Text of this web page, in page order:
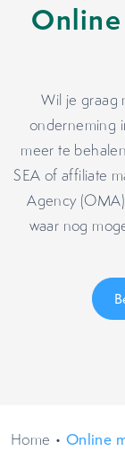
Online
Wil je graag
onderneming
meer te
SEA of affiliate
Agency
waar nog
Home • Online